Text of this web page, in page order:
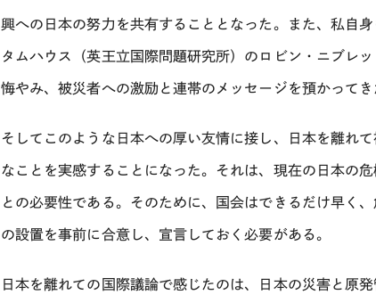
興への日本の努力を共有することとなった。また、私自
タムハウス（英王立国際問題研究所）のロビン・ニブレ
悔やみ、被災者への激励と連帯のメッセージを預かってき
そしてこのような日本への厚い友情に接し、日本を離れ
なことを実感することになった。それは、現在の日本の
との必要性である。そのために、国会はできるだけ早く
の設置を事前に合意し、宣言しておく必要がある。
日本を離れての国際議論で感じたのは、日本の災害と原